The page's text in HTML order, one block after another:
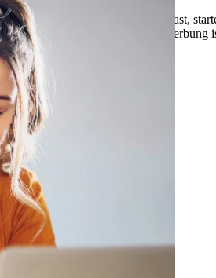
Sobald Du Deinen Platz erhalten hast,
automatisch. Eine zusätzliche Bewerbung